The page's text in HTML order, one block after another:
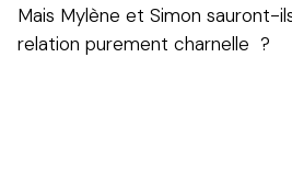
Mais Mylène et Simon sauront-
relation purement charnelle ?